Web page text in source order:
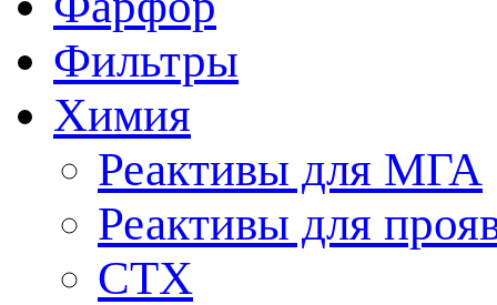
Фильтры
Химия
Реактивы для МГА
Реактивы для
СТХ